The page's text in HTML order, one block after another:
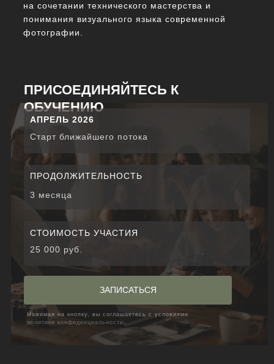
на сочетании технического мастерства и
понимания визуального языка современной
фотографии.
ПРИСОЕДИНЯЙТЕСЬ К
ОБУЧЕНИЮ
СТОИМОСТЬ УЧАСТИЯ
25 000 руб.
ПРОДОЛЖИТЕЛЬНОСТЬ
3 месяца
АПРЕЛЬ 2026
Старт ближайшего потока
ЗАПИСАТЬСЯ
Нажимая на кнопку, вы соглашаетесь с условиями
политики конфиденциальности.
ОНЛАЙН-